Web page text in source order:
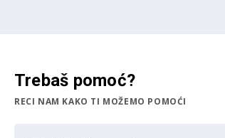
Trebaš pomoć?
RECI NAM KAKO TI MOŽEMO POMOĆI